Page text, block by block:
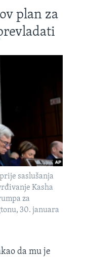
plan za
saslušanja
Kasha
za
30. januara
da mu je